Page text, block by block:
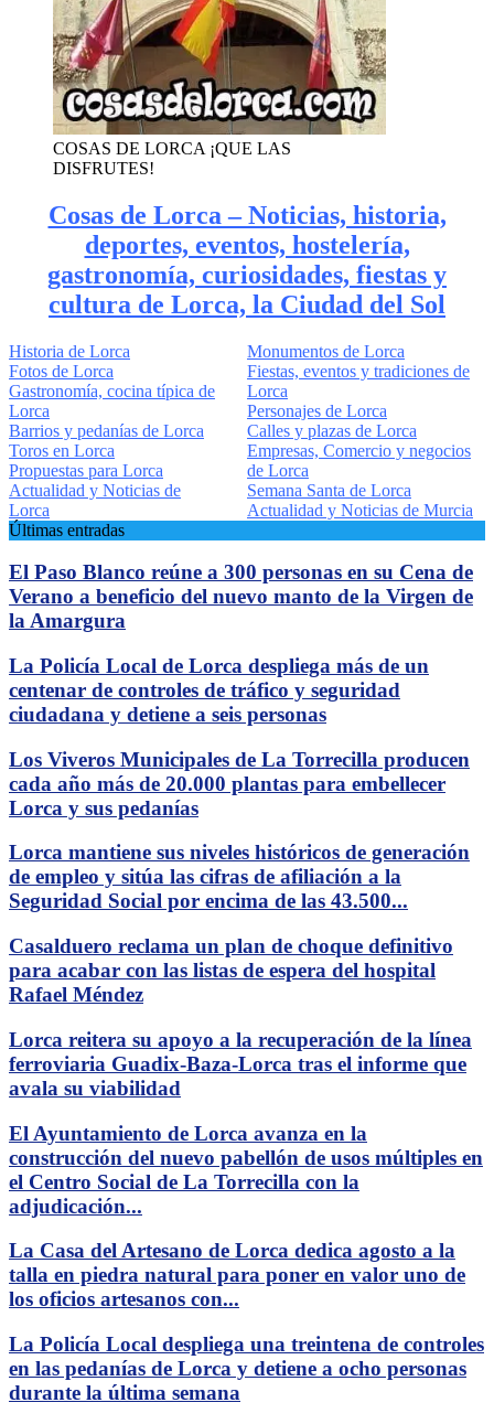
COSAS DE LORCA ¡QUE LAS
DISFRUTES!
Cosas de Lorca – Noticias, historia,
deportes, eventos, hostelería,
gastronomía, curiosidades, fiestas y
cultura de Lorca, la Ciudad del Sol
Historia de Lorca
Fotos de Lorca
Gastronomía, cocina típica de
Lorca
Barrios y pedanías de Lorca
Toros en Lorca
Propuestas para Lorca
Actualidad y Noticias de
Lorca
Monumentos de Lorca
Fiestas, eventos y tradiciones de
Lorca
Personajes de Lorca
Calles y plazas de Lorca
Empresas, Comercio y negocios
de Lorca
Semana Santa de Lorca
Actualidad y Noticias de Murcia
Últimas entradas
El Paso Blanco reúne a 300 personas en su Cena de
Verano a beneficio del nuevo manto de la Virgen de
la Amargura
La Policía Local de Lorca despliega más de un
centenar de controles de tráfico y seguridad
ciudadana y detiene a seis personas
Los Viveros Municipales de La Torrecilla producen
cada año más de 20.000 plantas para embellecer
Lorca y sus pedanías
Lorca mantiene sus niveles históricos de generación
de empleo y sitúa las cifras de afiliación a la
Seguridad Social por encima de las 43.500...
Casalduero reclama un plan de choque definitivo
para acabar con las listas de espera del hospital
Rafael Méndez
Lorca reitera su apoyo a la recuperación de la línea
ferroviaria Guadix-Baza-Lorca tras el informe que
avala su viabilidad
El Ayuntamiento de Lorca avanza en la
construcción del nuevo pabellón de usos múltiples en
el Centro Social de La Torrecilla con la
adjudicación...
La Casa del Artesano de Lorca dedica agosto a la
talla en piedra natural para poner en valor uno de
los oficios artesanos con...
La Policía Local despliega una treintena de controles
en las pedanías de Lorca y detiene a ocho personas
durante la última semana